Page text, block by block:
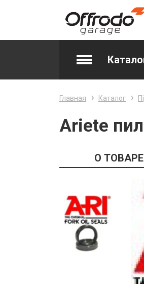
Джерсі
Lifestyle
Snow
Вилочне масло
Гідравлічне масло
Главная Каталог
Ariete
О ТОВАРЕ